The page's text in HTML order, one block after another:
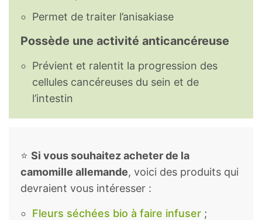
Permet de traiter l’anisakiase
Possède une activité anticancéreuse
Prévient et ralentit la progression des
cellules cancéreuses du sein et de
l’intestin
⭐ Si vous souhaitez acheter de la
camomille allemande, voici des produits qui
devraient vous intéresser :
Fleurs séchées bio à faire infuser ;